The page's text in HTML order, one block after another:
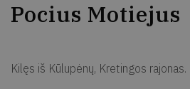
Pocius Motiejus
Kilęs iš Kūlupėnų, Kretingos rajonas.